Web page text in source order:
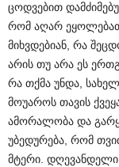
ცოდვებით
რომ აღარ
მიხვდებიან, რა
არის თუ არა ეს
რა თქმა უნდა,
მოუაროს თავის
ამორალობა და
უბედურება, რომ
მტერი.